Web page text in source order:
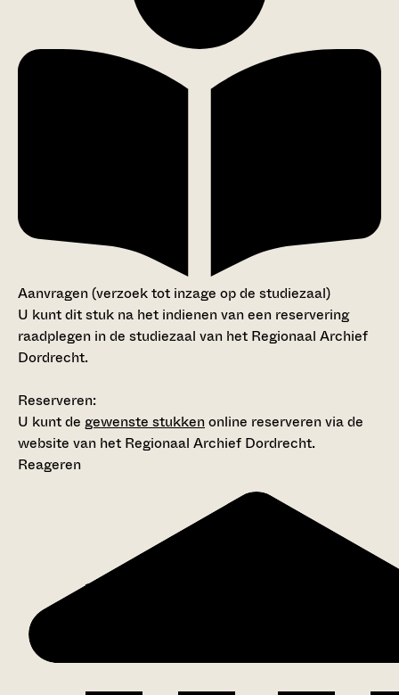
Aanvragen (verzoek tot inzage op de studiezaal)
U kunt dit stuk na het indienen van een reservering
raadplegen in de studiezaal van het Regionaal Archief
Dordrecht.
Reserveren:
U kunt de gewenste stukkenonline reserveren via de
website van het Regionaal Archief Dordrecht.
Reageren